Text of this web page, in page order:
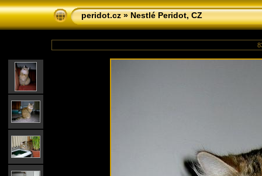
peridot.cz»Nestlé Peridot, CZ